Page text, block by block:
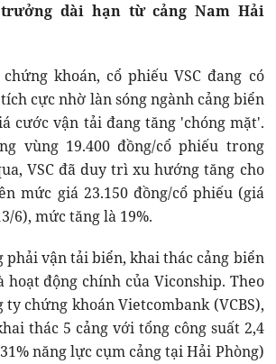
dài hạn từ cảng Nam Hải
khoán, cổ phiếu VSC đang có
cực nhờ làn sóng ngành cảng biển
cước vận tải đang tăng 'chóng mặt'.
vùng 19.400 đồng/cổ phiếu trong
VSC đã duy trì xu hướng tăng cho
mức giá 23.150 đồng/cổ phiếu (giá
6), mức tăng là 19%.
phải vận tải biển, khai thác cảng biển
động chính của Viconship. Theo
ty chứng khoán Vietcombank (VCBS),
thác 5 cảng với tổng công suất 2,4
năng lực cụm cảng tại Hải Phòng)